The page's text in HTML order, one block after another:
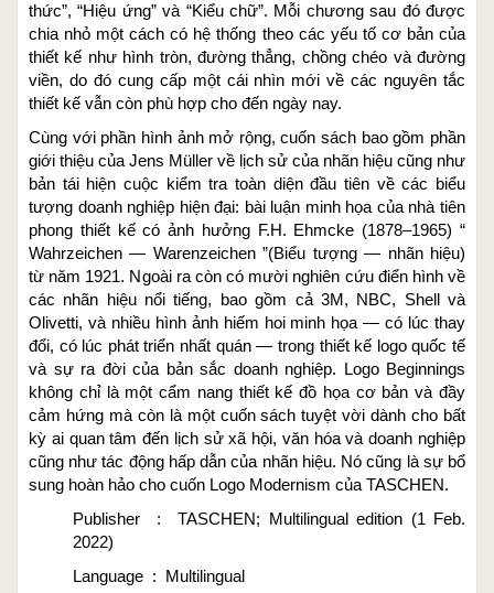
thức”, “Hiệu ứng” và “Kiểu chữ”. Mỗi chương sau đó được
chia nhỏ một cách có hệ thống theo các yếu tố cơ bản của
thiết kế như hình tròn, đường thẳng, chồng chéo và đường
viền, do đó cung cấp một cái nhìn mới về các nguyên tắc
thiết kế vẫn còn phù hợp cho đến ngày nay.
Cùng với phần hình ảnh mở rộng, cuốn sách bao gồm phần
giới thiệu của Jens Müller về lịch sử của nhãn hiệu cũng như
bản tái hiện cuộc kiểm tra toàn diện đầu tiên về các biểu
tượng doanh nghiệp hiện đại: bài luận minh họa của nhà tiên
phong thiết kế có ảnh hưởng F.H. Ehmcke (1878–1965) “
Wahrzeichen ― Warenzeichen ”(Biểu tượng ― nhãn hiệu)
từ năm 1921. Ngoài ra còn có mười nghiên cứu điển hình về
các nhãn hiệu nổi tiếng, bao gồm cả 3M, NBC, Shell và
Olivetti, và nhiều hình ảnh hiếm hoi minh họa ― có lúc thay
đổi, có lúc phát triển nhất quán ― trong thiết kế logo quốc tế
và sự ra đời của bản sắc doanh nghiệp. Logo Beginnings
không chỉ là một cẩm nang thiết kế đồ họa cơ bản và đầy
cảm hứng mà còn là một cuốn sách tuyệt vời dành cho bất
kỳ ai quan tâm đến lịch sử xã hội, văn hóa và doanh nghiệp
cũng như tác động hấp dẫn của nhãn hiệu. Nó cũng là sự bổ
sung hoàn hảo cho cuốn Logo Modernism của TASCHEN.
Publisher ‏ : ‎ TASCHEN; Multilingual edition (1 Feb.
2022)
Language ‏ : ‎ Multilingual